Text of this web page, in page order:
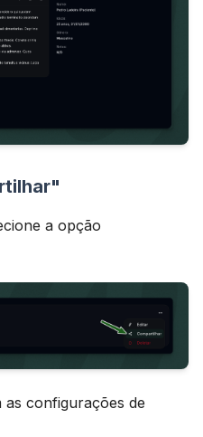
a opção
configurações de